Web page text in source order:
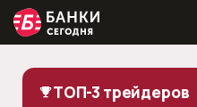
ТОП-3 трейдеров